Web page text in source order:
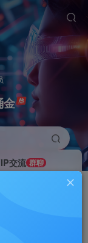
金
交流 群聊
研究探讨更多创业项目路子。